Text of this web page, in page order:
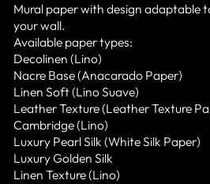
Mural paper with design adaptable
your wall.
Available paper types:
Decolinen (Lino)
Nacre Base (Anacarado Paper)
Linen Soft (Lino Suave)
Leather Texture (Leather Texture
Cambridge (Lino)
Luxury Pearl Silk (White Silk Paper)
Luxury Golden Silk
Linen Texture (Lino)